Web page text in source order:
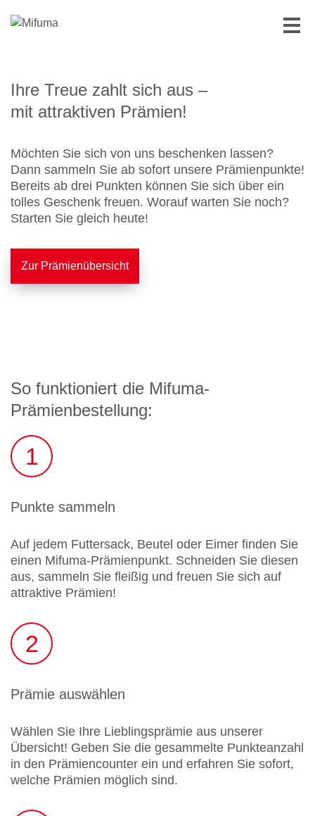
Ihre Treue zahlt sich aus –
mit attraktiven Prämien!
Möchten Sie sich von uns beschenken lassen?
Dann sammeln Sie ab sofort unsere Prämienpunkte!
Bereits ab drei Punkten können Sie sich über ein
tolles Geschenk freuen. Worauf warten Sie noch?
Starten Sie gleich heute!
Zur Prämienübersicht
So funktioniert die Mifuma-
Prämienbestellung:
1
Punkte sammeln
Auf jedem Futtersack, Beutel oder Eimer finden Sie
einen Mifuma-Prämienpunkt. Schneiden Sie diesen
aus, sammeln Sie fleißig und freuen Sie sich auf
attraktive Prämien!
2
Prämie auswählen
Wählen Sie Ihre Lieblingsprämie aus unserer
Übersicht! Geben Sie die gesammelte Punkteanzahl
in den Prämiencounter ein und erfahren Sie sofort,
welche Prämien möglich sind.